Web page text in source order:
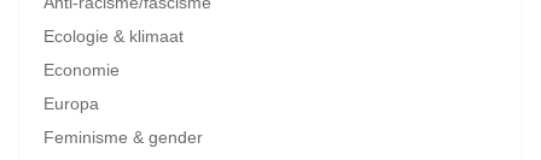
Ecologie & klimaat
Economie
Europa
Feminisme & gender